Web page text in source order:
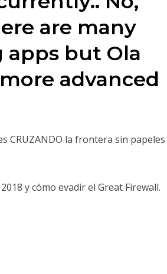
are many
apps but Ola
advanced
CRUZANDO la frontera sin papeles
y cómo evadir el Great Firewall.